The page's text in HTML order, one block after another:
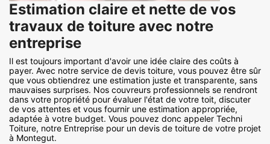
Estimation claire et nette de vos
travaux de toiture avec notre
entreprise
Il est toujours important d'avoir une idée claire des coûts à
payer. Avec notre service de devis toiture, vous pouvez être sûr
que vous obtiendrez une estimation juste et transparente, sans
mauvaises surprises. Nos couvreurs professionnels se rendront
dans votre propriété pour évaluer l'état de votre toit, discuter
de vos attentes et vous fournir une estimation appropriée,
adaptée à votre budget. Vous pouvez donc appeler Techni
Toiture, notre Entreprise pour un devis de toiture de votre projet
à Montegut.